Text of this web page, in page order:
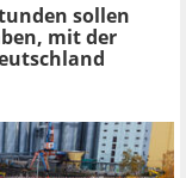
sollen
mit der